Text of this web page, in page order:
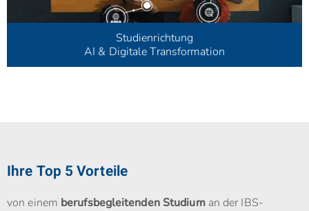
Studienrichtung
AI & Digitale Transformation
Ihre Top 5 Vorteile
von einem berufsbegleitenden Studiuman der IBS-